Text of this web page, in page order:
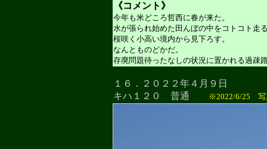
《コメント》
今年も米どころ哲西に春が来た。
水が張られ始めた田んぼの中をコトコト走
桜咲く小高い境内から見下ろす。
なんとものどかだ。
存廃問題待ったなしの状況に置かれる過疎
１６．２０２２年４月９日
キハ１２０ 普通
※2022/6/25 写